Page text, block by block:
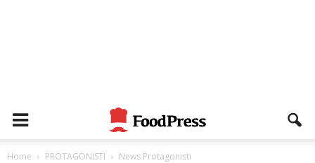
Home PROTAGONISTI News Protagonisti